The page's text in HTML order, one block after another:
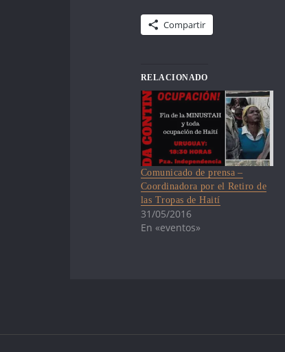
Compartir
RELACIONADO
Comunicado de prensa –
Coordinadora por el Retiro de
las Tropas de Haití
31/05/2016
En «eventos»